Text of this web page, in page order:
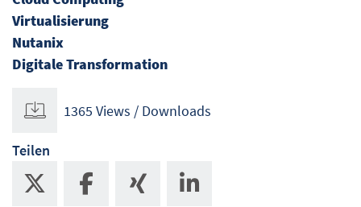
Virtualisierung
Nutanix
Digitale Transformation
1365 Views / Downloads
Teilen